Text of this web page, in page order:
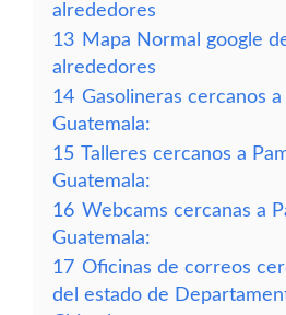
alrededores
13 Mapa Normal google
alrededores
14 Gasolineras cercanos
Guatemala:
15 Talleres cercanos a
Guatemala:
16 Webcams cercanas a
Guatemala:
17 Oficinas de correos
del estado de